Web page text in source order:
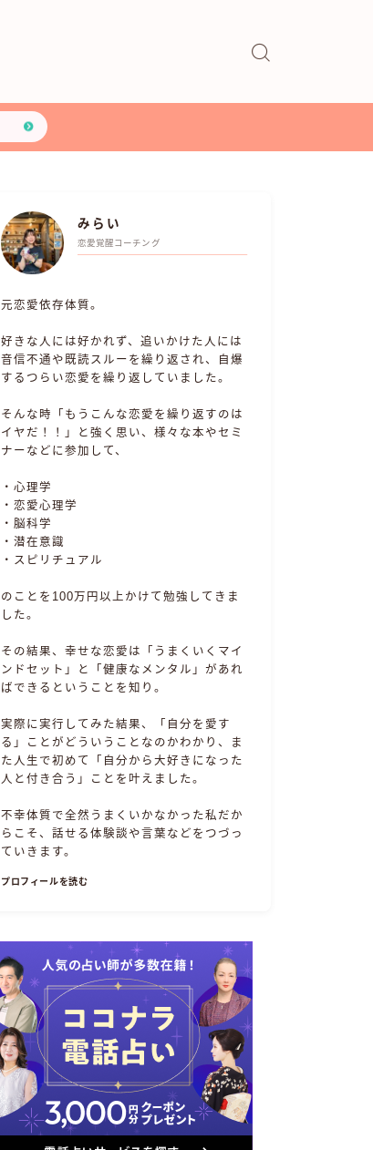
みらい
恋愛覚醒コーチング
元恋愛依存体質。
好きな人には好かれず、追いかけた人には
音信不通や既読スルーを繰り返され、自爆
するつらい恋愛を繰り返していました。
そんな時「もうこんな恋愛を繰り返すのは
イヤだ！！」と強く思い、様々な本やセミ
ナーなどに参加して、
・心理学
・恋愛心理学
・脳科学
・潜在意識
・スピリチュアル
のことを100万円以上かけて勉強してきま
した。
その結果、幸せな恋愛は「うまくいくマイ
ンドセット」と「健康なメンタル」があれ
ばできるということを知り。
実際に実行してみた結果、「自分を愛す
る」ことがどういうことなのかわかり、ま
た人生で初めて「自分から大好きになった
人と付き合う」ことを叶えました。
不幸体質で全然うまくいかなかった私だか
らこそ、話せる体験談や言葉などをつづっ
ていきます。
プロフィールを読む